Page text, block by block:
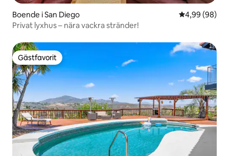
Boende i San Diego 4,99 av 5 i
4,99 (98)
Privat lyxhus – nära vackra stränder!
Gästfavorit
Gästfavorit